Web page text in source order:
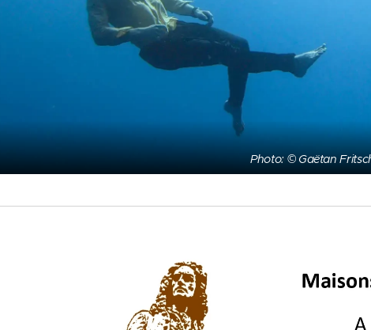
Photo: © Gaëtan